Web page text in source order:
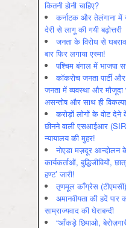
कितनी होनी चाहिए?
कर्नाटक और तेलंगाना में
देरी से लागू की गयी बढ़ोत्तरी
जनता के विरोध से
बार फिर लगाया एस्मा!
पश्चिम बंगाल में
कॉकरोच जनता पार्टी
जनता में व्‍यवस्‍था और
असन्‍तोष और साथ ही
करोड़ों लोगों के वोट देने
छीनने वाली एसआईआर
न्यायालय की मुहर!
नोएडा मज़दूर आन्दोलन के
कार्यकर्ताओं, बुद्धिजीवियों,
हण्ट’ जारी!
तृणमूल काँग्रेस
अमानवीयता की हदें पार
साम्राज्यवाद की घेराबन्दी
“आँकड़े छिपाओ,